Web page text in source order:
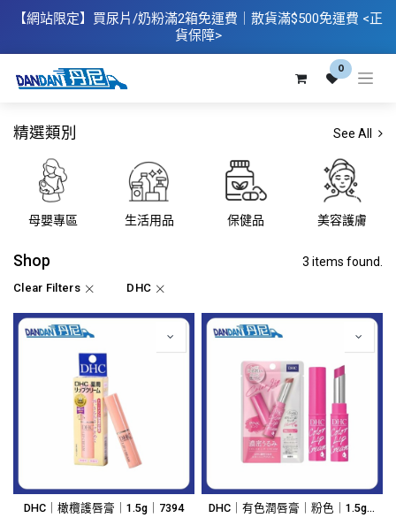
【網站限定】 買尿片/奶粉滿2箱免運費｜散​貨滿$500免運費 <正
貨保障>
0
精選類別 See All
母嬰專區 生活用品 保健品 美容護膚
Shop 3 items found.
Clear Filters DHC
DHC｜橄欖護唇膏｜1.5g｜7394 DHC｜有色潤唇膏｜粉色｜1.5g｜5520